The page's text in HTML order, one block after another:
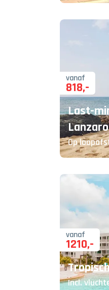
vanaf
818,-
Last-
Op
vanaf
1210,-
Incl.